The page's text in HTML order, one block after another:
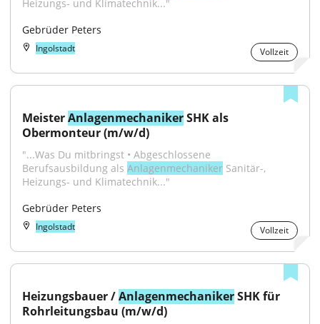
Heizungs- und Klimatechnik..."
Gebrüder Peters
Ingolstadt Vollzeit
Meister Anlagenmechaniker SHK als
Obermonteur (m/w/d)
"...Was Du mitbringst • Abgeschlossene
Berufsausbildung als Anlagenmechaniker Sanitär-,
Heizungs- und Klimatechnik..."
Gebrüder Peters
Ingolstadt Vollzeit
Heizungsbauer / Anlagenmechaniker SHK für
Rohrleitungsbau (m/w/d)